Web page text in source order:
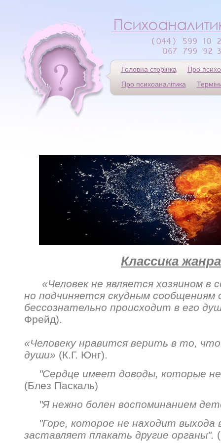
Головна сторінка
Про
Про психоаналітика
Классика жанра
«Человек не является хозяином в
но подчиняется скудным
бессознательно происходит в его
Фрейд).
«Человеку нравится верить в то, что
души» (К.Г. Юнг).
"Сердце имеет доводы, которые
(Блез Паскаль)
"Я нежно болен воспоминанием
"Горе, которое не находит выхода
заставляет плакать другие органы".